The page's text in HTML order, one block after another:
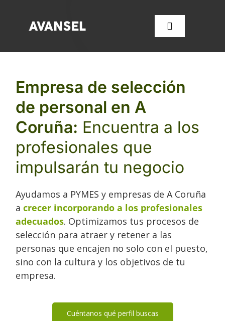
contenido
Toggle
CONÓCENOS
OFERTAS DE EMPLEO
CONTACTA CON
Empresa de selección
de personal en A
Coruña: Encuentra a los
profesionales que
impulsarán tu negocio
Ayudamos a PYMES y empresas de A Coruña
acrecer incorporando a los profesionales
adecuados. Optimizamos tus procesos de
selección para atraer y retener a las
personas que encajen no solo con el puesto,
sino con la cultura y los objetivos de tu
empresa.
Cuéntanos qué perfil buscas